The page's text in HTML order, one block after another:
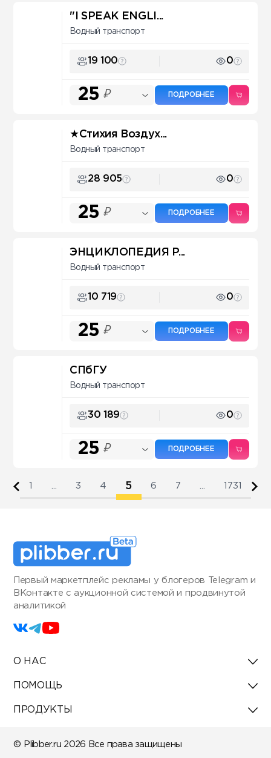
"I SPEAK ENGLI...
Водный транспорт
19 100 0
25 ₽ ПОДРОБНЕЕ
★Стихия Воздух...
Водный транспорт
28 905 0
25 ₽ ПОДРОБНЕЕ
ЭНЦИКЛОПЕДИЯ P...
Водный транспорт
10 719 0
25 ₽ ПОДРОБНЕЕ
СПбГУ
Водный транспорт
30 189 0
25 ₽ ПОДРОБНЕЕ
3 4 5 6 7 1731
Первый маркетплейс рекламы у блогеров Telegram и
ВКонтакте с аукционной системой и продвинутой
аналитикой
О НАС
ПОМОЩЬ
ПРОДУКТЫ
© Plibber.ru 2026 Все права защищены